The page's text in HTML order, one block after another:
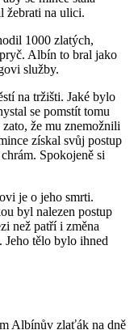
žebrati na ulici.
1000 zlatých,
Albín to bral jako
služby.
na tržišti. Jaké bylo
se pomstít tomu
že mu znemožnili
získal svůj postup
Spokojeně si
je o jeho smrti.
byl nalezen postup
než patří i změna
Jeho tělo bylo ihned
Albínův zlaťák na dně